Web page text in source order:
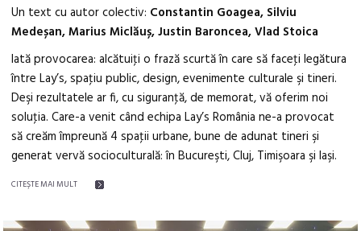
Un text cu autor colectiv: Constantin Goagea, Silviu
Medeșan, Marius Miclăuș, Justin Baroncea, Vlad Stoica
Iată provocarea: alcătuiţi o frază scurtă în care să faceţi legătura
între Lay’s, spaţiu public, design, evenimente culturale şi tineri.
Deşi rezultatele ar fi, cu siguranţă, de memorat, vă oferim noi
soluţia. Care-a venit când echipa Lay’s România ne-a provocat
să creăm împreună 4 spaţii urbane, bune de adunat tineri şi
generat vervă socioculturală: în Bucureşti, Cluj, Timişoara şi Iaşi.
CITEŞTE MAI MULT